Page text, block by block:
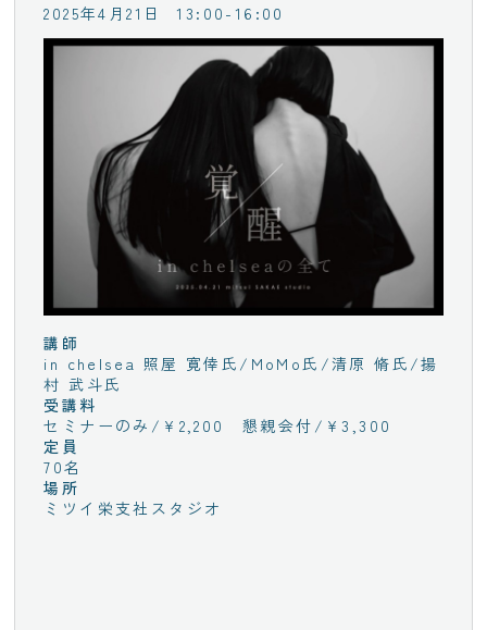
2025年4月21日 13:00-16:00
講師
in chelsea 照屋 寛倖氏/MoMo氏/清原 脩氏/揚
村 武斗氏
受講料
セミナーのみ/¥2,200 懇親会付/¥3,300
定員
70名
場所
ミツイ栄支社スタジオ